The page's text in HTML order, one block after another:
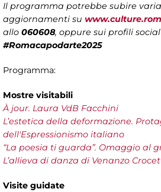
Il programma potrebbe subire
aggiornamenti su
allo 060608, oppure sui profili
#Romacapodarte2025
Programma:
Mostre visitabili
À jour. Laura VdB Facchini
L’estetica della deformazione.
dell'Espressionismo italiano
“La poesia ti guarda”. Omaggio al
L’allieva di danza di Venanzo
Visite guidate